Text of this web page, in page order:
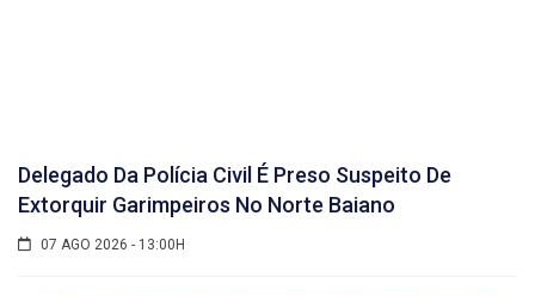
Delegado Da Polícia Civil É Preso Suspeito De
Extorquir Garimpeiros No Norte Baiano
07 AGO 2026 - 13:00H